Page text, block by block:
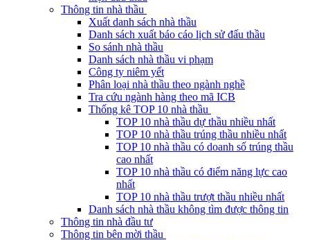
Thông tin nhà thầu
Xuất danh sách nhà thầu
Danh sách xuất báo cáo lịch sử đấu thầu
So sánh nhà thầu
Danh sách nhà thầu vi phạm
Công ty niêm yết
Phân loại nhà thầu theo ngành nghề
Tra cứu ngành hàng theo mã ICB
Thống kê TOP 10 nhà thầu
TOP 10 nhà thầu dự thầu nhiều nhất
TOP 10 nhà thầu trúng thầu nhiều nhất
TOP 10 nhà thầu có doanh số trúng thầu
cao nhất
TOP 10 nhà thầu có điểm năng lực cao
nhất
TOP 10 nhà thầu trượt thầu nhiều nhất
Danh sách nhà thầu không tìm được thông tin
Thông tin nhà đầu tư
Thông tin bên mời thầu